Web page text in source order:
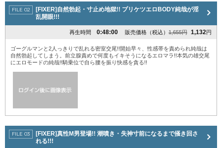
[FIXER]自然勃起・寸止め地獄!! プリケツエロBODY純哉が淫
乱開眼!!!
再生時間 0:48:00 販売価格（税込） 1,655円 1,132円
ゴーグルマンと2人っきりで乱れる密室交尾!!開始早々、性感帯を責められ純哉は
自然勃起してしまう。前立腺責めで何度もイキそうになるエロマラ!!本気の雄交尾
にエロモードの純哉!!騎乗位で自ら腰を振り快感を貪る!!
[FIXER]真性M男登場!! 潮噴き・失神寸前になるまで掻き回さ
れる!!!